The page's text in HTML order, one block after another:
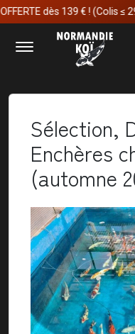
dès 139 € ! (Colis ≤ 29 kg
Accueil
Nos voyages au
Sélection, Découverte
(automne 2023)
Sélection,
Enchères
(automne